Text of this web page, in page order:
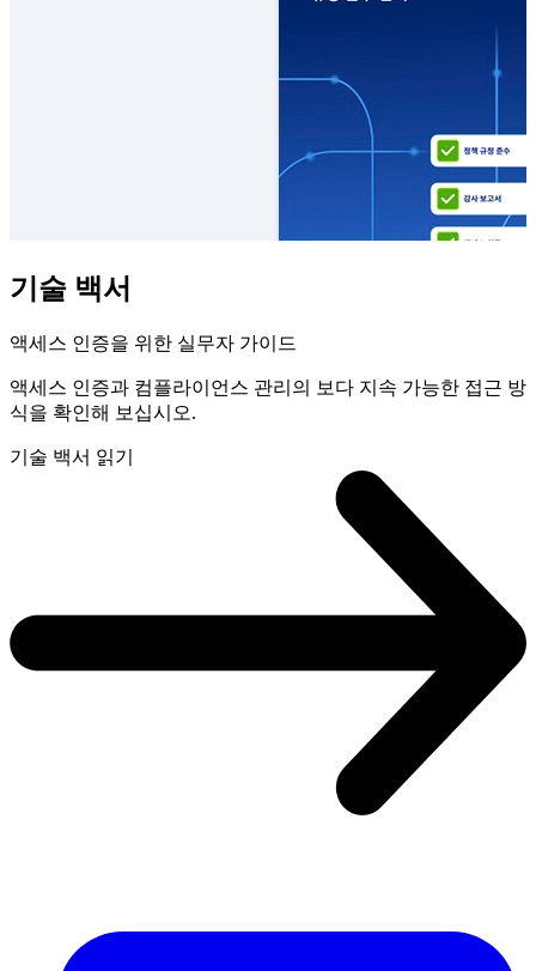
기술 백서
액세스 인증을 위한 실무자 가이드
액세스 인증과 컴플라이언스 관리의 보다 지속 가능한 접근 방
식을 확인해 보십시오.
기술 백서 읽기